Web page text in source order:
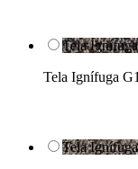
Tela
Tela Ignífuga
Tela